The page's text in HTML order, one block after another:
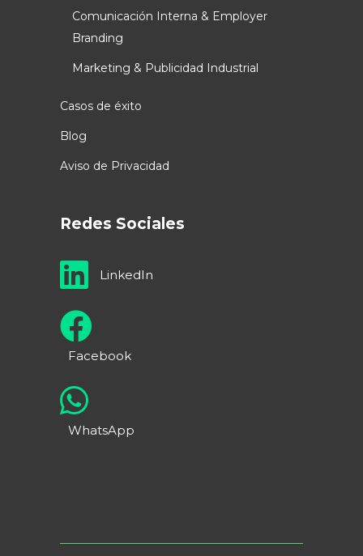
Comunicación Interna & Employer
Branding
Marketing & Publicidad Industrial
Casos de éxito
Blog
Aviso de Privacidad
Redes Sociales
LinkedIn
Facebook
WhatsApp